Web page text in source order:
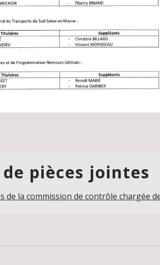
pièces jointes
de la commission de contrôle chargée